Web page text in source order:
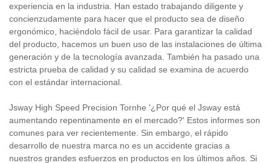
experiencia en la industria. Han estado trabajando diligente y
concienzudamente para hacer que el producto sea de diseño
ergonómico, haciéndolo fácil de usar. Para garantizar la calidad
del producto, hacemos un buen uso de las instalaciones de última
generación y de la tecnología avanzada. También ha pasado una
estricta prueba de calidad y su calidad se examina de acuerdo
con el estándar internacional.
Jsway High Speed ​​Precision Tornhe '¿Por qué el Jsway está
aumentando repentinamente en el mercado?' Estos informes son
comunes para ver recientemente. Sin embargo, el rápido
desarrollo de nuestra marca no es un accidente gracias a
nuestros grandes esfuerzos en productos en los últimos años. Si